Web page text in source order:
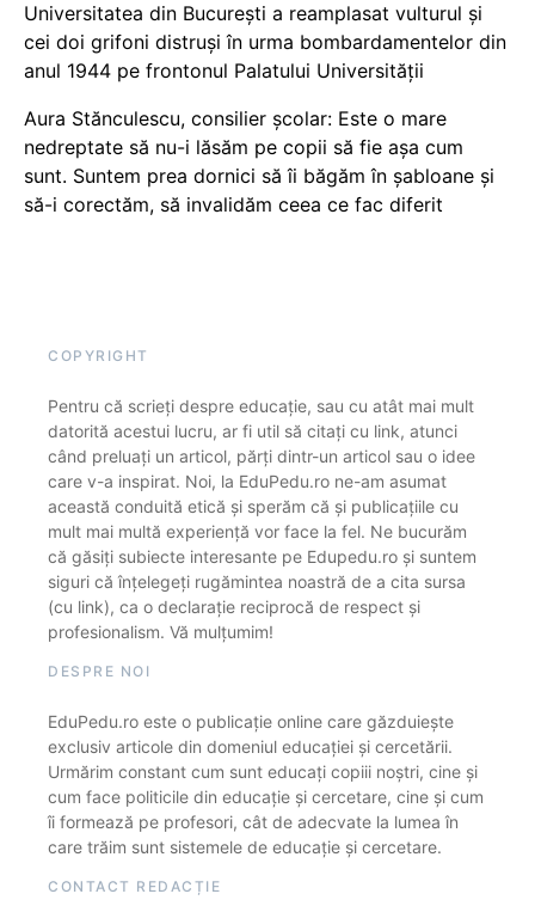
Universitatea din București a reamplasat vulturul și
cei doi grifoni distruși în urma bombardamentelor din
anul 1944 pe frontonul Palatului Universității
Aura Stănculescu, consilier școlar: Este o mare
nedreptate să nu-i lăsăm pe copii să fie așa cum
sunt. Suntem prea dornici să îi băgăm în șabloane și
să-i corectăm, să invalidăm ceea ce fac diferit
COPYRIGHT
Pentru că scrieți despre educație, sau cu atât mai mult
datorită acestui lucru, ar fi util să citați cu link, atunci
când preluați un articol, părți dintr-un articol sau o idee
care v-a inspirat. Noi, la EduPedu.ro ne-am asumat
această conduită etică și sperăm că și publicațiile cu
mult mai multă experiență vor face la fel. Ne bucurăm
că găsiți subiecte interesante pe Edupedu.ro și suntem
siguri că înțelegeți rugămintea noastră de a cita sursa
(cu link), ca o declarație reciprocă de respect și
profesionalism. Vă mulțumim!
DESPRE NOI
EduPedu.ro este o publicație online care găzduiește
exclusiv articole din domeniul educației și cercetării.
Urmărim constant cum sunt educați copiii noștri, cine și
cum face politicile din educație și cercetare, cine și cum
îi formează pe profesori, cât de adecvate la lumea în
care trăim sunt sistemele de educație și cercetare.
CONTACT REDACȚIE